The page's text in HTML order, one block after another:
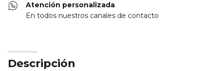
Atención personalizada
En todos nuestros canales de contacto
Descripción